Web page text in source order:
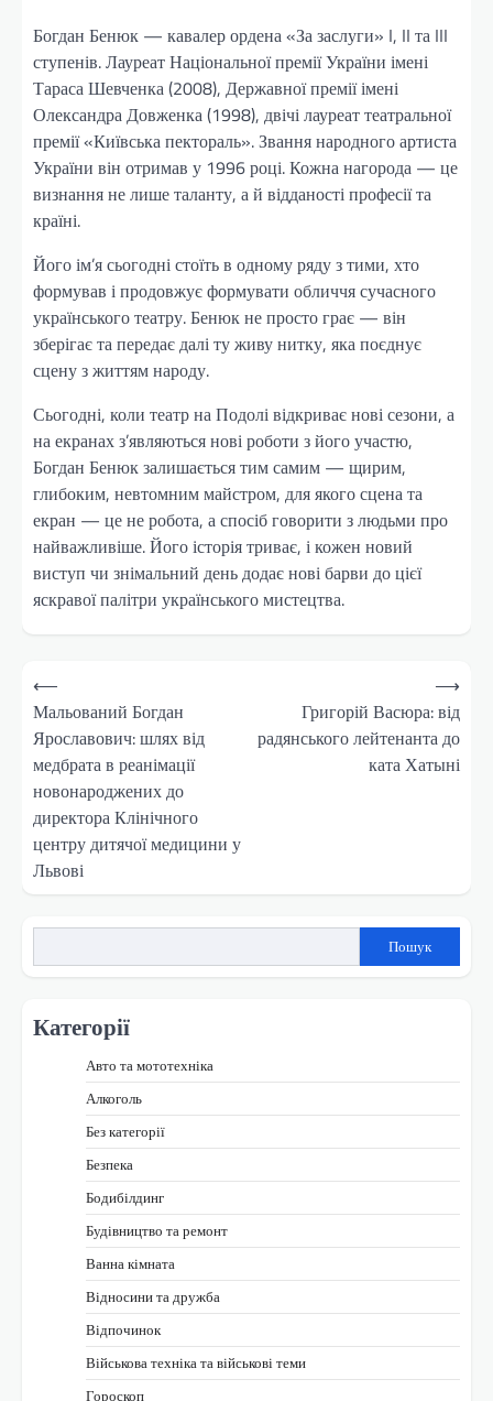
Богдан Бенюк — кавалер ордена «За заслуги» I, II та III
ступенів. Лауреат Національної премії України імені
Тараса Шевченка (2008), Державної премії імені
Олександра Довженка (1998), двічі лауреат театральної
премії «Київська пектораль». Звання народного артиста
України він отримав у 1996 році. Кожна нагорода — це
визнання не лише таланту, а й відданості професії та
країні.
Його ім’я сьогодні стоїть в одному ряду з тими, хто
формував і продовжує формувати обличчя сучасного
українського театру. Бенюк не просто грає — він
зберігає та передає далі ту живу нитку, яка поєднує
сцену з життям народу.
Сьогодні, коли театр на Подолі відкриває нові сезони, а
на екранах з’являються нові роботи з його участю,
Богдан Бенюк залишається тим самим — щирим,
глибоким, невтомним майстром, для якого сцена та
екран — це не робота, а спосіб говорити з людьми про
найважливіше. Його історія триває, і кожен новий
виступ чи знімальний день додає нові барви до цієї
яскравої палітри українського мистецтва.
Навігація
записів
⟵
Мальований Богдан
Ярославович: шлях від
медбрата в реанімації
новонароджених до
директора Клінічного
центру дитячої медицини у
Львові
Григорій Васюра: від
радянського лейтенанта до
ката Хатыні
⟶
Пошук
Категорії
Авто та мототехніка
Алкоголь
Без категорії
Безпека
Бодибілдинг
Будівництво та ремонт
Ванна кімната
Відносини та дружба
Відпочинок
Військова техніка та військові теми
Гороскоп